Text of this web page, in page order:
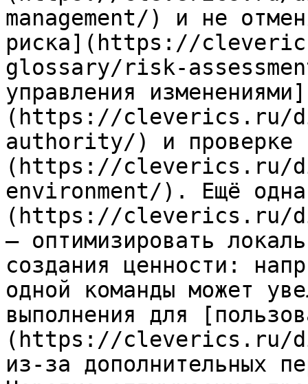
management/) и не
риска](https://
glossary/risk-
управления изменениями]
(https://cleverics.ru/
authority/) и проверке
(https://cleverics.ru/
environment/). Ещё
(https://cleverics.ru/
— оптимизировать
создания ценности:
одной команды может
выполнения для
(https://cleverics.ru/
из‑за дополнительных